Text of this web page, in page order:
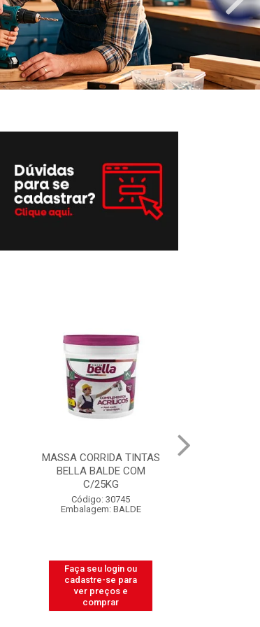
MASSA CORRIDA TINTAS
BELLA BALDE COM
C/25KG
Código: 30745
Embalagem: BALDE
Faça seu login ou
cadastre-se para
ver preços e
comprar